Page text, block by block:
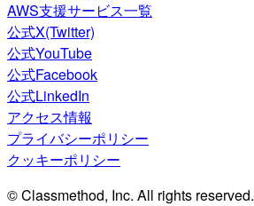
AWS支援サービス一覧
公式X(Twitter)
公式YouTube
公式Facebook
公式LinkedIn
アクセス情報
プライバシーポリシー
クッキーポリシー
© Classmethod, Inc. All rights reserved.